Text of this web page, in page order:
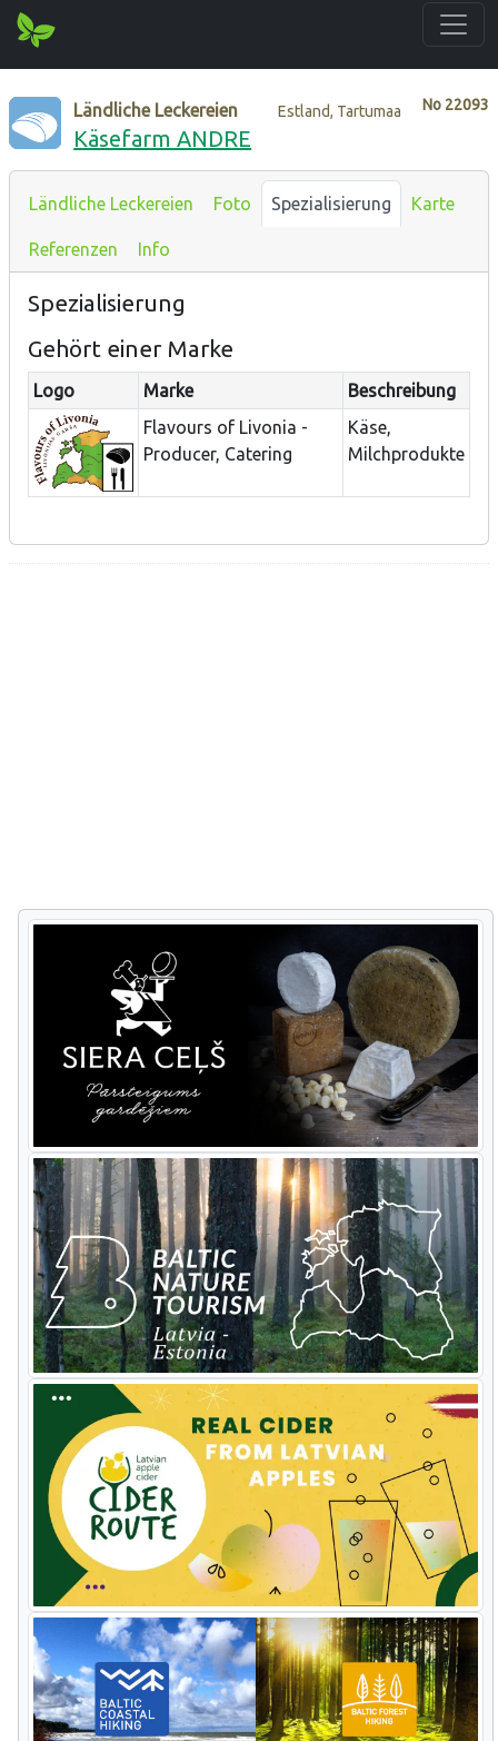
No 22093
Ländliche Leckereien Estland, Tartumaa
Käsefarm ANDRE
Ländliche Leckereien Foto Spezialisierung Karte
Referenzen Info
Spezialisierung
Gehört einer Marke
Logo Marke
Beschreibung
Flavours of Livonia -
Producer, Catering
Käse,
Milchprodukte